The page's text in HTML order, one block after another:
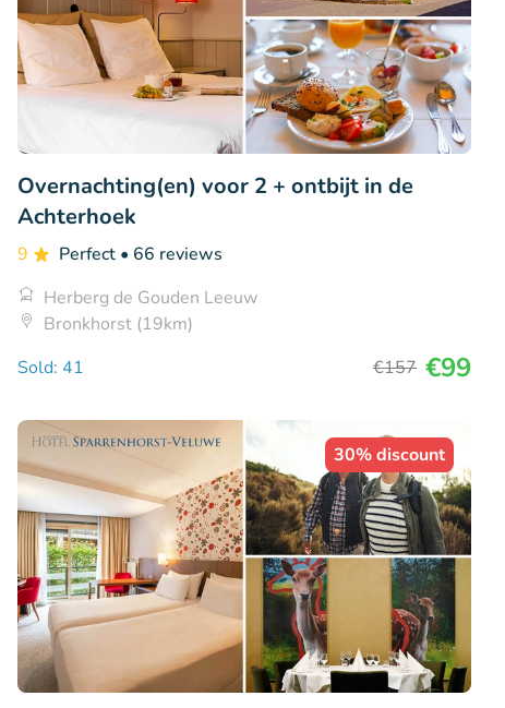
Overnachting(en) voor 2 + ontbijt in de
Achterhoek
9 Perfect • 66 reviews
Herberg de Gouden Leeuw
Bronkhorst (19km)
Sold: 41
€157 €99
30% discount